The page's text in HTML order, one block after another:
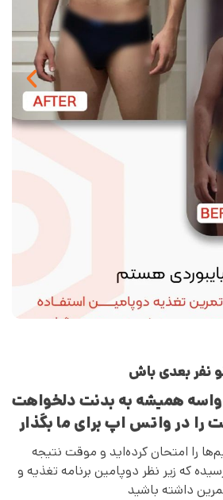
نفر بعدی باش
واسه همیشه به بدنت دلخواهت
را در واتس اپ برای ما بگذار
را امتحان کرده‌اید و موقت نتیجه
که زیر نظر دوپامین برنامه تغذیه و
داشته باشید